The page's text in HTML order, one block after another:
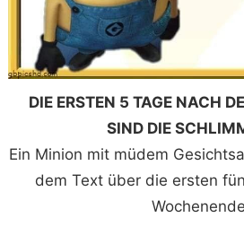
DIE ERSTEN 5 TAGE NACH
SIND DIE
Ein Minion mit müdem
dem Text über die ersten